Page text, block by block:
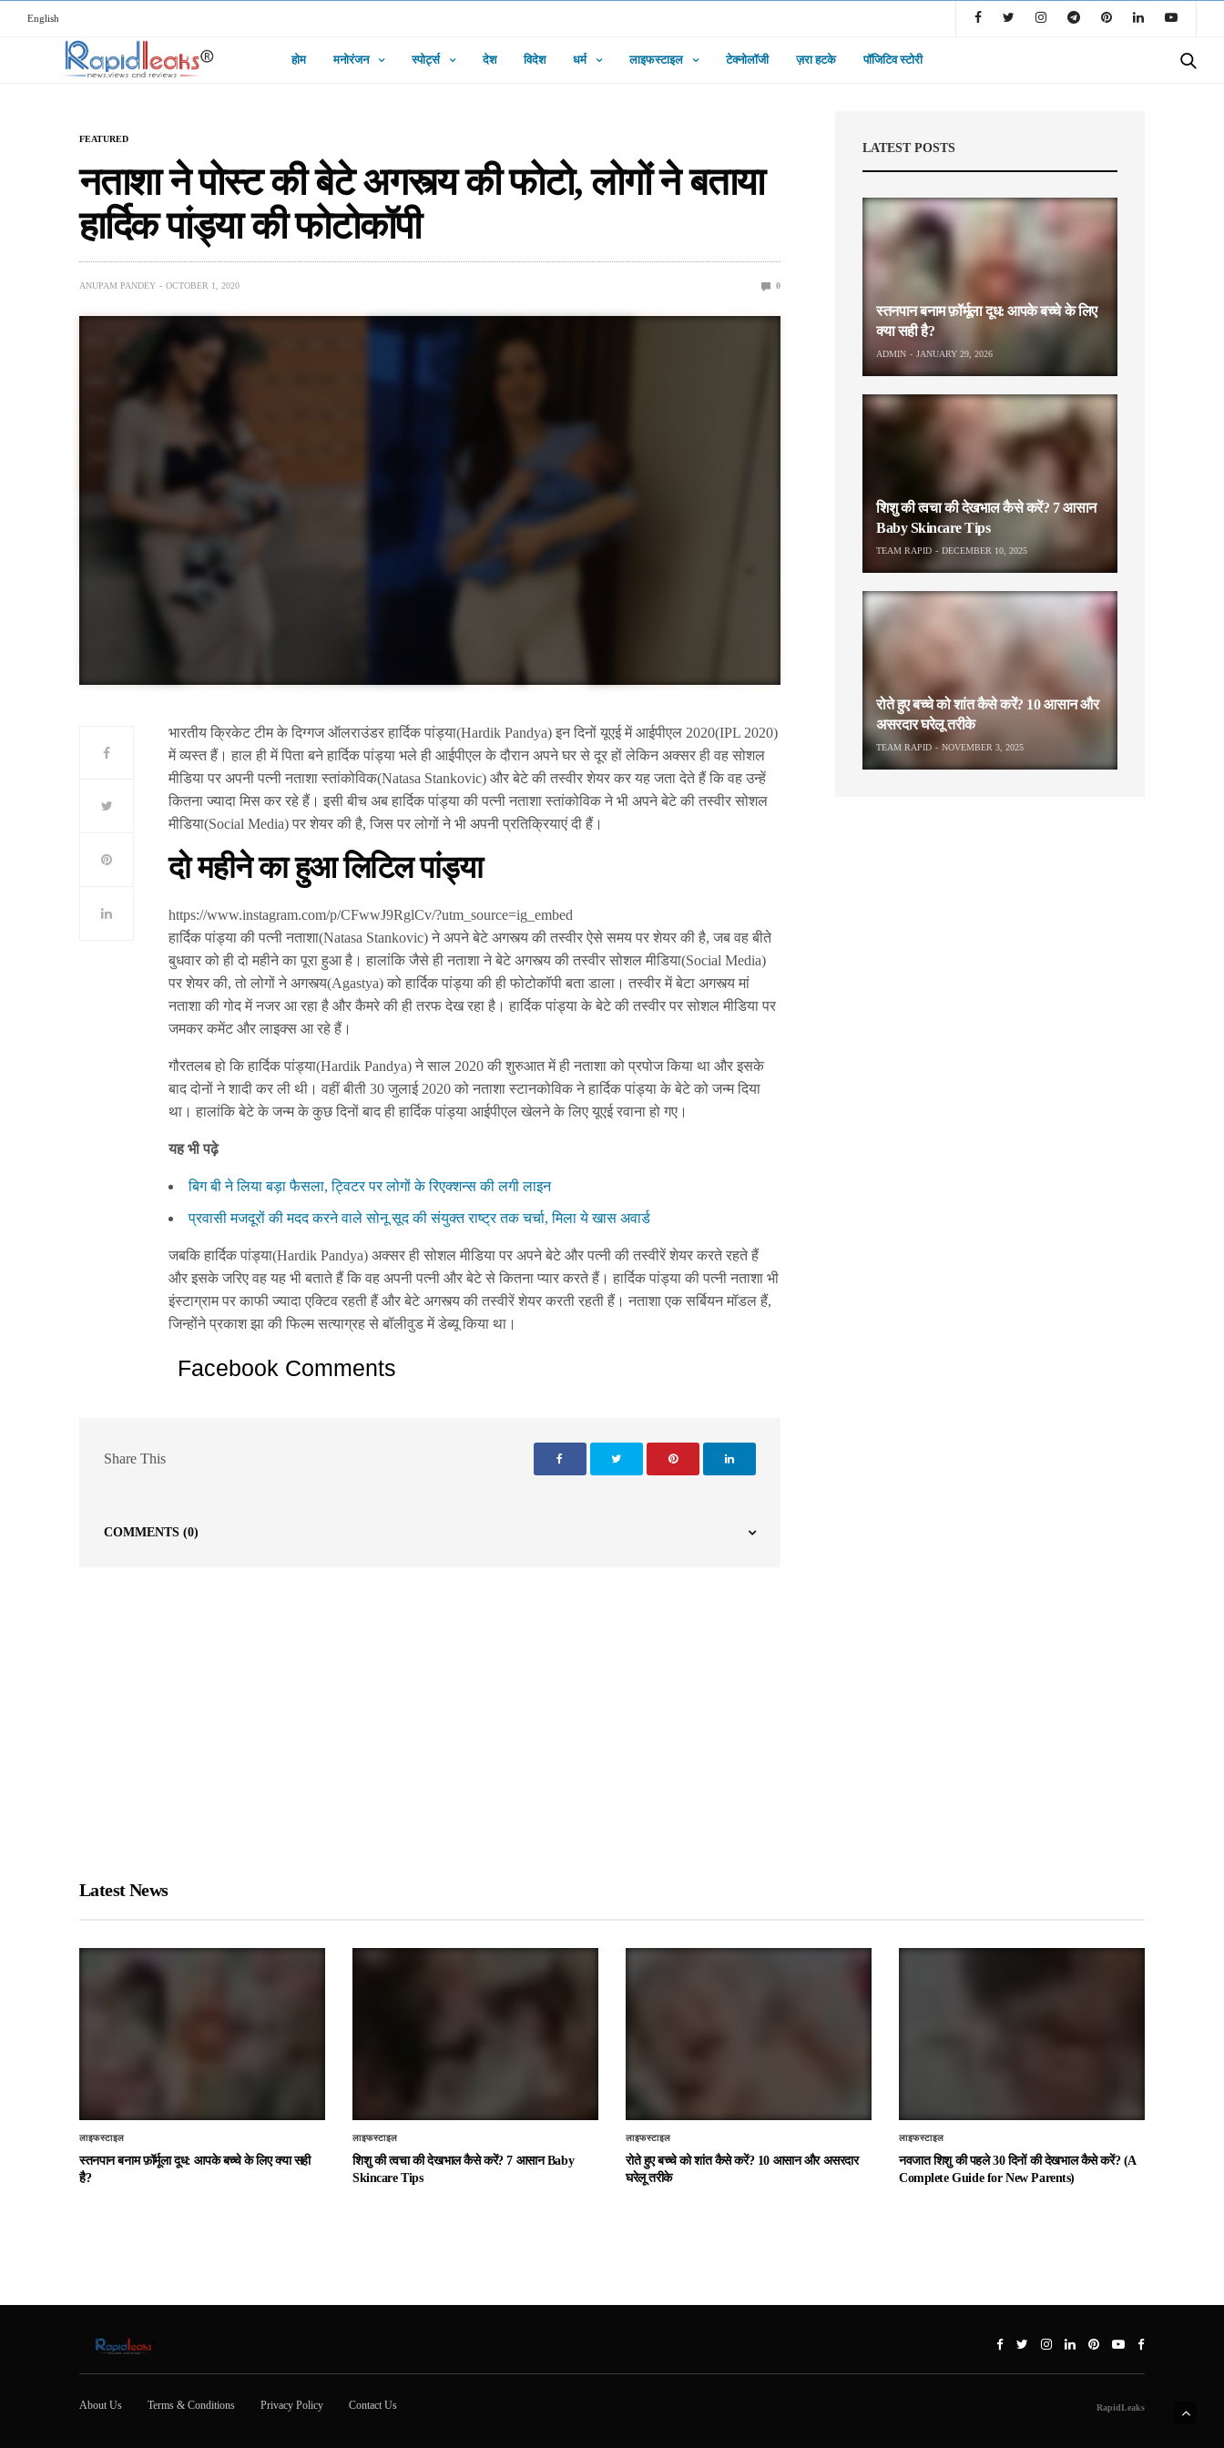
English
होम मनोरंजन स्पोर्ट्स देश विदेश धर्म लाइफस्टाइल टेक्नोलॉजी ज़रा हटके पॉजिटिव स्टोरी
FEATURED
नताशा ने पोस्ट की बेटे अगस्त्य की फोटो, लोगों ने बताया
हार्दिक पांड्या की फोटोकॉपी
ANUPAM PANDEY OCTOBER 1, 2020 0
भारतीय क्रिकेट टीम के दिग्गज ऑलराउंडर हार्दिक पांड्या(Hardik Pandya) इन दिनों यूएई में आईपीएल 2020(IPL 2020)
में व्यस्त हैं। हाल ही में पिता बने हार्दिक पांड्या भले ही आईपीएल के दौरान अपने घर से दूर हों लेकिन अक्सर ही वह सोशल
मीडिया पर अपनी पत्नी नताशा स्तांकोविक(Natasa Stankovic) और बेटे की तस्वीर शेयर कर यह जता देते हैं कि वह उन्हें
कितना ज्यादा मिस कर रहे हैं। इसी बीच अब हार्दिक पांड्या की पत्नी नताशा स्तांकोविक ने भी अपने बेटे की तस्वीर सोशल
मीडिया(Social Media) पर शेयर की है, जिस पर लोगों ने भी अपनी प्रतिक्रियाएं दी हैं।
दो महीने का हुआ लिटिल पांड्या
https://www.instagram.com/p/CFwwJ9RglCv/?utm_source=ig_embed
हार्दिक पांड्या की पत्नी नताशा(Natasa Stankovic) ने अपने बेटे अगस्त्य की तस्वीर ऐसे समय पर शेयर की है, जब वह बीते
बुधवार को ही दो महीने का पूरा हुआ है। हालांकि जैसे ही नताशा ने बेटे अगस्त्य की तस्वीर सोशल मीडिया(Social Media)
पर शेयर की, तो लोगों ने अगस्त्य(Agastya) को हार्दिक पांड्या की ही फोटोकॉपी बता डाला। तस्वीर में बेटा अगस्त्य मां
नताशा की गोद में नजर आ रहा है और कैमरे की ही तरफ देख रहा है। हार्दिक पांड्या के बेटे की तस्वीर पर सोशल मीडिया पर
जमकर कमेंट और लाइक्स आ रहे हैं।
गौरतलब हो कि हार्दिक पांड्या(Hardik Pandya) ने साल 2020 की शुरुआत में ही नताशा को प्रपोज किया था और इसके
बाद दोनों ने शादी कर ली थी। वहीं बीती 30 जुलाई 2020 को नताशा स्टानकोविक ने हार्दिक पांड्या के बेटे को जन्म दिया
था। हालांकि बेटे के जन्म के कुछ दिनों बाद ही हार्दिक पांड्या आईपीएल खेलने के लिए यूएई रवाना हो गए।
यह भी पढ़े
बिग बी ने लिया बड़ा फैसला, ट्विटर पर लोगों के रिएक्शन्स की लगी लाइन
प्रवासी मजदूरों की मदद करने वाले सोनू सूद की संयुक्त राष्ट्र तक चर्चा, मिला ये खास अवार्ड
जबकि हार्दिक पांड्या(Hardik Pandya) अक्सर ही सोशल मीडिया पर अपने बेटे और पत्नी की तस्वीरें शेयर करते रहते हैं
और इसके जरिए वह यह भी बताते हैं कि वह अपनी पत्नी और बेटे से कितना प्यार करते हैं। हार्दिक पांड्या की पत्नी नताशा भी
इंस्टाग्राम पर काफी ज्यादा एक्टिव रहती हैं और बेटे अगस्त्य की तस्वीरें शेयर करती रहती हैं। नताशा एक सर्बियन मॉडल हैं,
जिन्होंने प्रकाश झा की फिल्म सत्याग्रह से बॉलीवुड में डेब्यू किया था।
Facebook Comments
Share This
COMMENTS (0)
LATEST POSTS
स्तनपान बनाम फ़ॉर्मूला दूध: आपके बच्चे के लिए
क्या सही है?
ADMIN JANUARY 29, 2026
शिशु की त्वचा की देखभाल कैसे करें? 7 आसान
Baby Skincare Tips
TEAM RAPID DECEMBER 10, 2025
रोते हुए बच्चे को शांत कैसे करें? 10 आसान और
असरदार घरेलू तरीके
TEAM RAPID NOVEMBER 3, 2025
Latest News
लाइफस्टाइल
स्तनपान बनाम फ़ॉर्मूला दूध: आपके बच्चे के लिए क्या सही
है?
लाइफस्टाइल
शिशु की त्वचा की देखभाल कैसे करें? 7 आसान Baby
Skincare Tips
लाइफस्टाइल
रोते हुए बच्चे को शांत कैसे करें? 10 आसान और असरदार
घरेलू तरीके
लाइफस्टाइल
नवजात शिशु की पहले 30 दिनों की देखभाल कैसे करें? (A
Complete Guide for New Parents)
About Us Terms & Conditions Privacy Policy Contact Us RapidLeaks